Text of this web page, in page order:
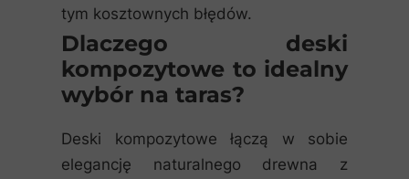
tym kosztownych błędów.
Dlaczego deski
kompozytowe to idealny
wybór na taras?
Deski kompozytowe łączą w sobie
elegancję naturalnego drewna z